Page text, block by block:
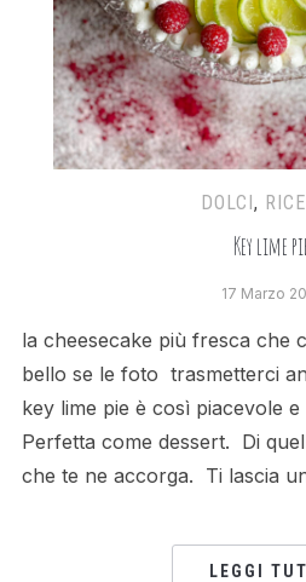
DOLCI,
Key lime
17 Marzo
la cheesecake più fresca che
bello se le foto trasmetterci
key lime pie è così piacevole
Perfetta come dessert. Di
che te ne accorga. Ti lascia
LEGGI